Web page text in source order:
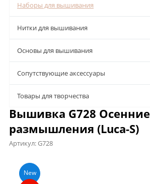
Наборы для вышивания
Нитки для вышивания
Основы для вышивания
Сопутствующие аксессуары
Товары для творчества
Вышивка G728 Осенние
размышления (Luca-S)
Артикул:G728
Описание
New